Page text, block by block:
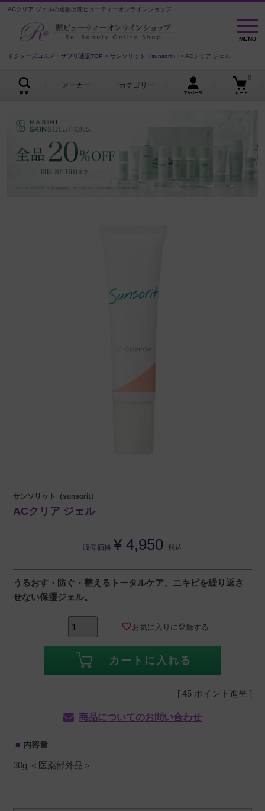
ACクリア ジェルの通販は麗ビューティーオンラインショップ
MENU
MENU
ドクターズコスメ・サプリ通販TOP サンソリット（sunsorit） ACクリア ジェル
メーカー カテゴリー
0
サンソリット（sunsorit）
ACクリア ジェル
販売価格 ¥ 4,950 税込
うるおす・防ぐ・整えるトータルケア、ニキビを繰り返さ
せない保湿ジェル。
お気に入りに登録する
カートに入れる
[ 45 ポイント進呈 ]
商品についてのお問い合わせ
内容量
30g ＜医薬部外品＞